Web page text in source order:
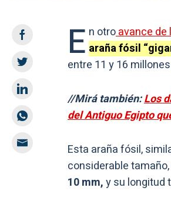
E n otroavance de
araña fósil
entre 11 y 16
//Mirá también:Los
del Antiguo Egipto
Esta araña fósil,
considerable
10 mm,y su longitud